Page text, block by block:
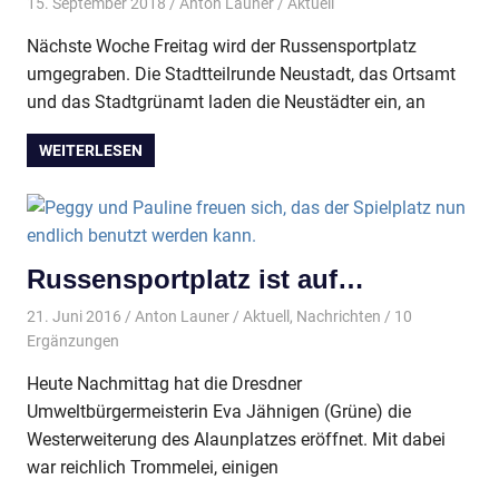
Nächste Woche Freitag wird der Russensportplatz
umgegraben. Die Stadtteilrunde Neustadt, das Ortsamt
und das Stadtgrünamt laden die Neustädter ein, an
WEITERLESEN
Russensportplatz ist auf…
21. Juni 2016 Anton Launer Aktuell , Nachrichten / 10
Ergänzungen
Heute Nachmittag hat die Dresdner
Umweltbürgermeisterin Eva Jähnigen (Grüne) die
Westerweiterung des Alaunplatzes eröffnet. Mit dabei
war reichlich Trommelei, einigen